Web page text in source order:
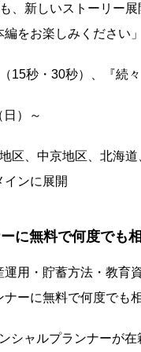
、新しいストーリー
をお楽しみください
15秒・30秒）、『続
）～
区、中京地区、北海
インに展開
に無料で何度でも
用・貯蓄方法・教育
ーに無料で何度でも
シャルプランナーが